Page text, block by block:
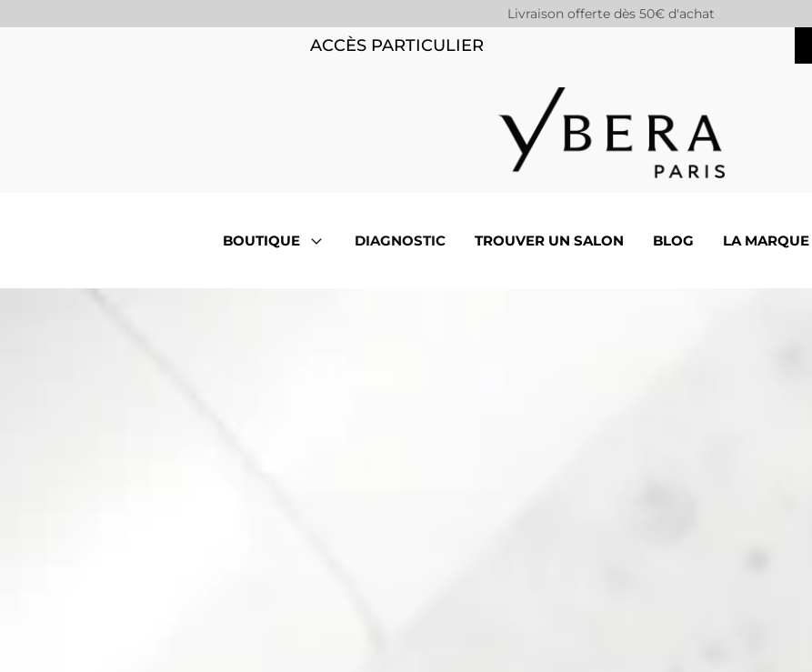
Livraison offerte dès 50€ d'achat
ACCÈS PARTICULIER
BOUTIQUE DIAGNOSTIC TROUVER UN SALON BLOG LA MARQUE